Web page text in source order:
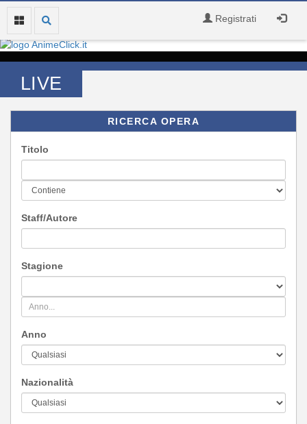
Registrati
LIVE
RICERCA OPERA
Titolo
Staff/Autore
Stagione
Anno
Nazionalità